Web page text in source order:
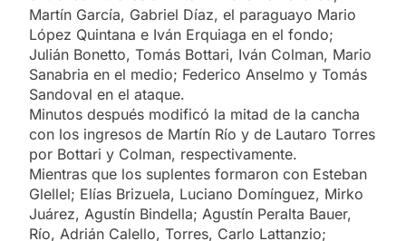
Martín García, Gabriel Díaz, el paraguayo Mario
López Quintana e Iván Erquiaga en el fondo;
Julián Bonetto, Tomás Bottari, Iván Colman, Mario
Sanabria en el medio; Federico Anselmo y Tomás
Sandoval en el ataque.
Minutos después modificó la mitad de la cancha
con los ingresos de Martín Río y de Lautaro Torres
por Bottari y Colman, respectivamente.
Mientras que los suplentes formaron con Esteban
Glellel; Elías Brizuela, Luciano Domínguez, Mirko
Juárez, Agustín Bindella; Agustín Peralta Bauer,
Río, Adrián Calello, Torres, Carlo Lattanzio;